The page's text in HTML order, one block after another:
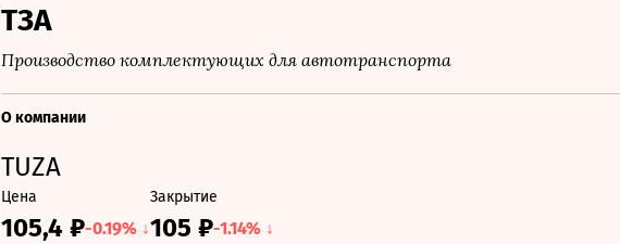
ТЗА
Производство комплектующих для автотранспорта
О компании
TUZA
Цена
105,4 ₽-0.19% ↓
Закрытие
105 ₽-1.14% ↓